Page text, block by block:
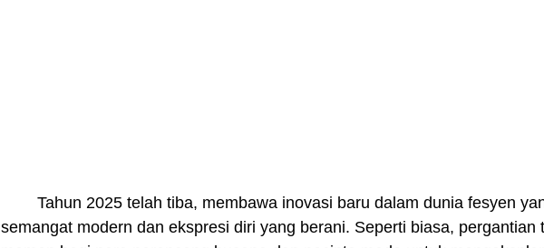
semangat modern dan ekspresi diri yang berani. Seperti biasa, pergantian